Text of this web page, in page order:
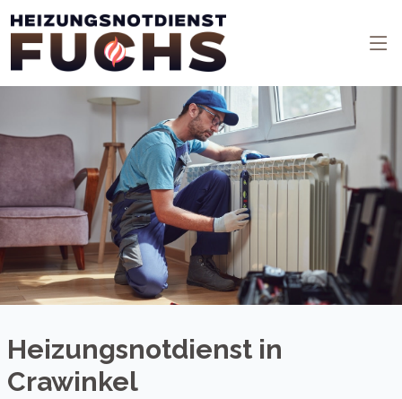
Heizungsnotdienst in
Crawinkel